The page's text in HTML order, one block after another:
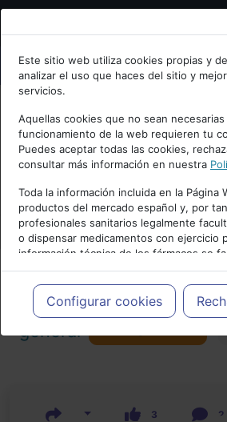
Bienvenid@ a
Escribe tu Email
Accede o regístrate con tu email.
Este sitio web utiliza cookies propias y
analizar el uso que haces del sitio y
servicios.
Aquellas cookies que no sean necesarias
funcionamiento de la web requieren tu
Puedes aceptar todas las cookies,
consultar más información en nuestra
Toda la información incluida en la Página
productos del mercado español y, por
profesionales sanitarios legalmente
o dispensar medicamentos con ejercicio
información técnica de los fármacos se
meramente informativo, siendo
profesionales facultados prescribir
cada caso concreto, el tratamiento más
necesidades del paciente.
Configurar cookies
Actualidad y Artículos|
general
3 2